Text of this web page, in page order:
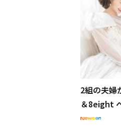
2組の夫婦
＆8eight
4）結婚